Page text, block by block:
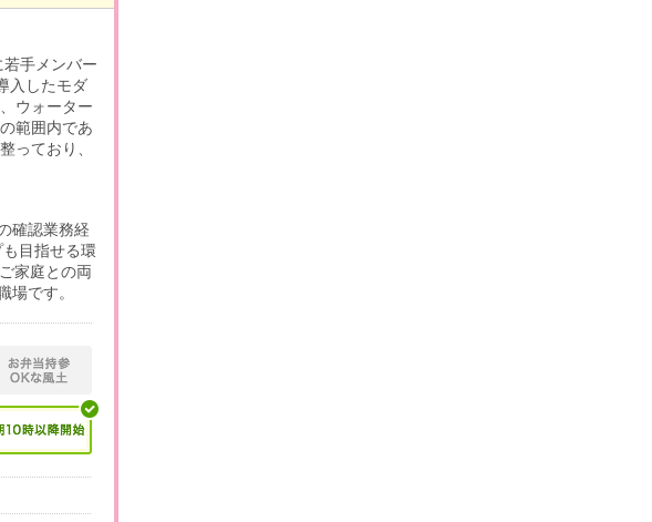
手メンバー
入したモダ
ウォーター
範囲内であ
っており、
確認業務経
目指せる環
家庭との両
場です。